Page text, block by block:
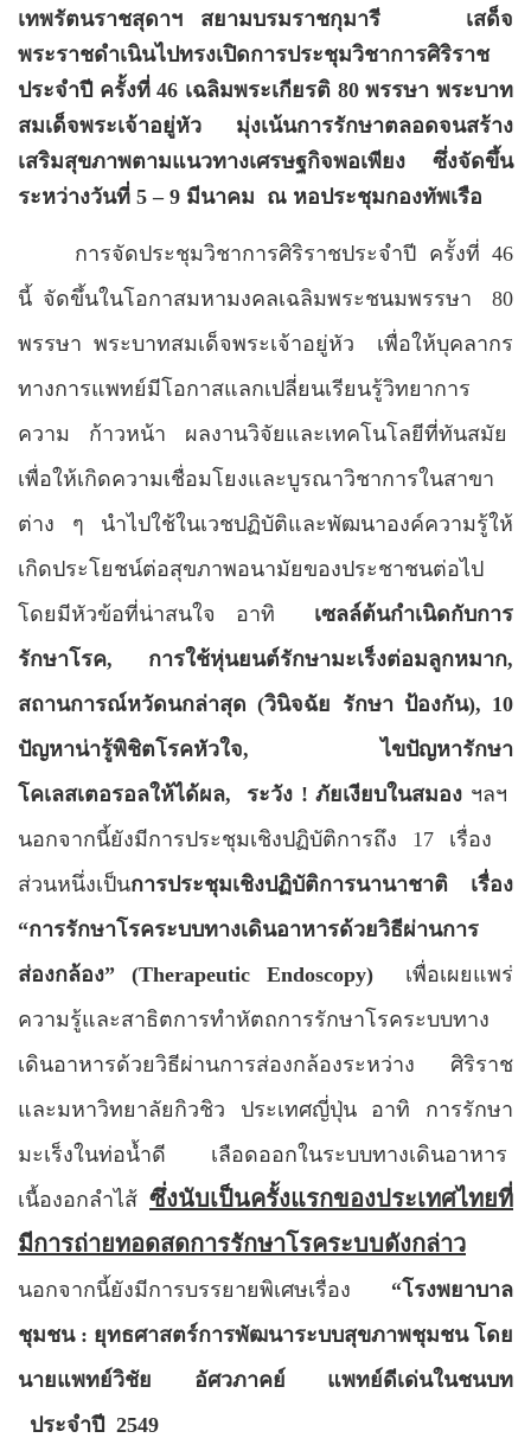
เทพรัตนราชสุดาฯ สยามบรมราชกุมารี
เสด็จ
พระราชดำเนินไปทรงเปิดการประชุมวิชาการศิริราช
ประจำปี ครั้งที่ 46 เฉลิมพระเกียรติ 80 พรรษา พระบาท
สมเด็จพระเจ้าอยู่หัว
มุ่งเน้นการรักษาตลอดจนสร้าง
เสริมสุขภาพตามแนวทางเศรษฐกิจพอเพียง
ซึ่งจัดขึ้น
ระหว่างวันที่ 5–9 มีนาคม ณ หอประชุมกองทัพเรือ
การจัดประชุมวิชาการศิริราชประจำปี ครั้งที่ 46
นี้ จัดขึ้นในโอกาสมหามงคลเฉลิมพระชนมพรรษา
80
พรรษา พระบาทสมเด็จพระเจ้าอยู่หัว
เพื่อให้บุคลากร
ทางการแพทย์มีโอกาสแลกเปลี่ยนเรียนรู้วิทยาการ
ความ ก้าวหน้า ผลงานวิจัยและเทคโนโลยีที่ทันสมัย
เพื่อให้เกิดความเชื่อมโยงและบูรณาวิชาการในสาขา
ต่าง ๆ นำไปใช้ในเวชปฏิบัติและพัฒนาองค์ความรู้ให้
เกิดประโยชน์ต่อสุขภาพอนามัยของประชาชนต่อไป
โดยมีหัวข้อที่น่าสนใจ อาทิ
เซลล์ต้นกำเนิดกับการ
รักษาโรค, การใช้หุ่นยนต์รักษามะเร็งต่อมลูกหมาก,
สถานการณ์หวัดนกล่าสุด (วินิจฉัย รักษา ป้องกัน), 10
ปัญหาน่ารู้พิชิตโรคหัวใจ,
ไขปัญหารักษา
โคเลสเตอรอลให้ได้ผล,
ระวัง ! ภัยเงียบในสมอง ฯลฯ
นอกจากนี้ยังมีการประชุมเชิงปฏิบัติการถึง 17 เรื่อง
ส่วนหนึ่งเป็นการประชุมเชิงปฏิบัติการนานาชาติ เรื่อง
“การรักษาโรคระบบทางเดินอาหารด้วยวิธีผ่านการ
ส่องกล้อง” (Therapeutic Endoscopy)
เพื่อเผยแพร่
ความรู้และสาธิตการทำหัตถการรักษาโรคระบบทาง
เดินอาหารด้วยวิธีผ่านการส่องกล้องระหว่าง
ศิริราช
และมหาวิทยาลัยกิวชิว ประเทศญี่ปุ่น อาทิ การรักษา
มะเร็งในท่อน้ำดี
เลือดออกในระบบทางเดินอาหาร
เนื้องอกลำไส้ ซึ่งนับเป็นครั้งแรกของประเทศไทยที่
มีการถ่ายทอดสดการรักษาโรคระบบดังกล่าว
นอกจากนี้ยังมีการบรรยายพิเศษเรื่อง “โรงพยาบาล
ชุมชน : ยุทธศาสตร์การพัฒนาระบบสุขภาพชุมชน โดย
นายแพทย์วิชัย
อัศวภาคย์
แพทย์ดีเด่นในชนบท
ประจำปี 2549